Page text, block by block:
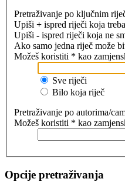
Pretraživanje po ključnim
Upiši + ispred riječi koja
Upiši - ispred riječi koja ne
Ako samo jedna riječ može
Možeš koristiti * kao
Sve riječi
Bilo koja riječ
Pretraživanje po autorima/
Možeš koristiti * kao
Opcije pretraživanja